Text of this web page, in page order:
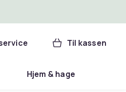
Til kassen
Hjem & hage